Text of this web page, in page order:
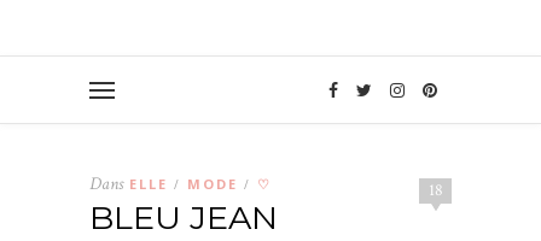
18
Dans ELLE / MODE / ♡
BLEU JEAN